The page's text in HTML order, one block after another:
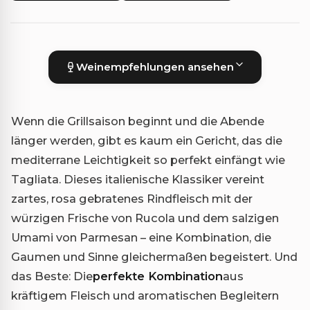
Weinempfehlungen ansehen
Wenn die Grillsaison beginnt und die Abende
länger werden, gibt es kaum ein Gericht, das die
mediterrane Leichtigkeit so perfekt einfängt wie
Tagliata. Dieses italienische Klassiker vereint
zartes, rosa gebratenes Rindfleisch mit der
würzigen Frische von Rucola und dem salzigen
Umami von Parmesan – eine Kombination, die
Gaumen und Sinne gleichermaßen begeistert. Und
das Beste: Dieperfekte Kombinationaus
kräftigem Fleisch und aromatischen Begleitern